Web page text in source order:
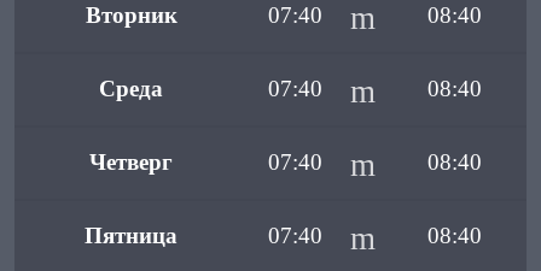
Вторник 07:40 08:40
Среда 07:40 08:40
Четверг 07:40 08:40
Пятница 07:40 08:40